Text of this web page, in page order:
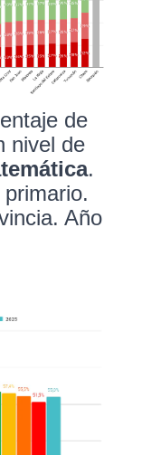
de
nivel de
.
Año